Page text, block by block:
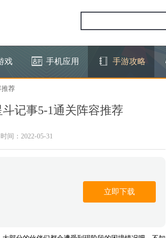
戏 手机应用 手游攻略
推荐
记事5-1通关阵容推荐
时间：2022-05-31
立即下载